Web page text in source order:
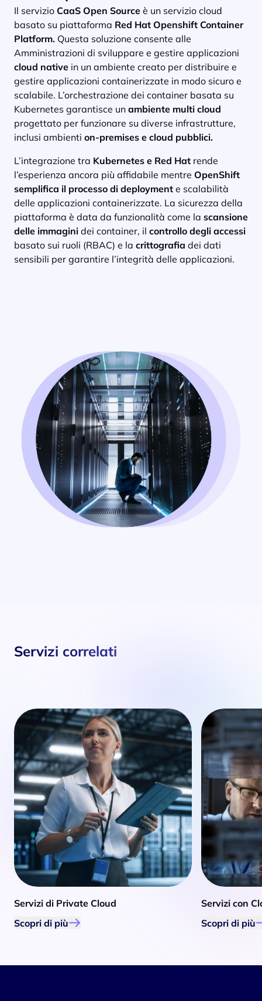
Il servizio CaaS Open Source è un servizio cloud
basato su piattaforma Red Hat Openshift Container
Platform. Questa soluzione consente alle
Amministrazioni di sviluppare e gestire applicazioni
cloud native in un ambiente creato per distribuire e
gestire applicazioni containerizzate in modo sicuro e
scalabile. L’orchestrazione dei container basata su
Kubernetes garantisce un ambiente multi cloud
progettato per funzionare su diverse infrastrutture,
inclusi ambienti on-premises e cloud pubblici.
L’integrazione tra Kubernetes e Red Hat rende
l’esperienza ancora più affidabile mentre OpenShift
semplifica il processo di deployment e scalabilità
delle applicazioni containerizzate. La sicurezza della
piattaforma è data da funzionalità come la scansione
delle immagini dei container, il controllo degli accessi
basato sui ruoli (RBAC) e la crittografia dei dati
sensibili per garantire l’integrità delle applicazioni.
Servizi correlati
Servizi di Private Cloud
Scopri di più
Servizi con
Scopri di più